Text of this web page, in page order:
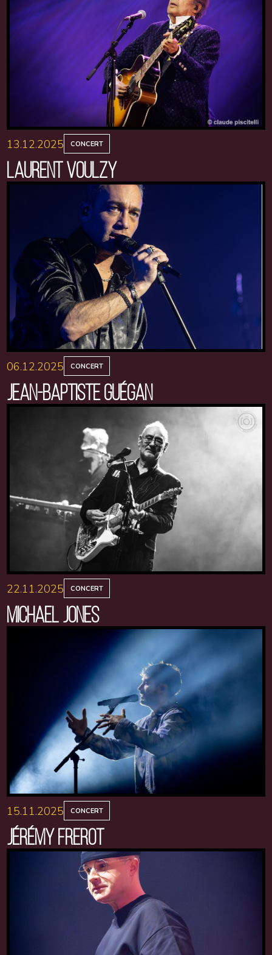
13.12.2025 CONCERT
LAURENT VOULZY
06.12.2025 CONCERT
JEAN-BAPTISTE GUÉGAN
22.11.2025 CONCERT
MICHAEL JONES
15.11.2025 CONCERT
JÉRÉMY FREROT